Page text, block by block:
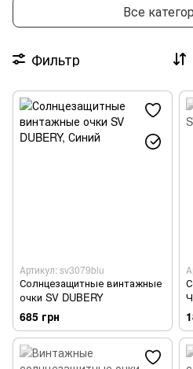
Аксессуары для ухода
Косметички и несессеры
Все
Фильтр
Артикул: sv3079blu
Солнцезащитные винтажные
очки SV DUBERY
685 грн